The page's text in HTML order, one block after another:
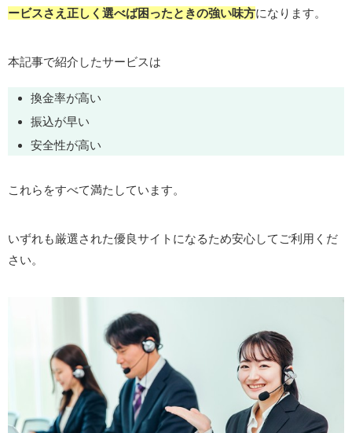
ービスさえ正しく選べば困ったときの強い味方になります。
本記事で紹介したサービスは
換金率が高い
振込が早い
安全性が高い
これらをすべて満たしています。
いずれも厳選された優良サイトになるため安心してご利用くだ
さい。